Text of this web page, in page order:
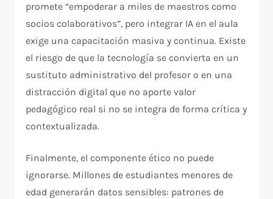
promete “empoderar a miles de maestros como
socios colaborativos”, pero integrar IA en el aula
exige una capacitación masiva y continua. Existe
el riesgo de que la tecnología se convierta en un
sustituto administrativo del profesor o en una
distracción digital que no aporte valor
pedagógico real si no se integra de forma crítica y
contextualizada.
Finalmente, el componente ético no puede
ignorarse. Millones de estudiantes menores de
edad generarán datos sensibles: patrones de